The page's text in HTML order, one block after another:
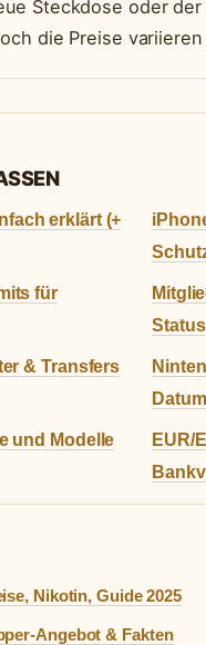
Steckdose oder
die Preise
erklärt (+
für
Status
& Transfers
und Modelle
EUR/
Nikotin, Guide 2025
Angebot & Fakten